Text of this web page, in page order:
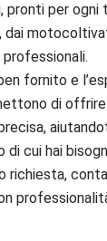
pronti per ogni
dai
fornito e
di offrire
cui hai
richiesta,